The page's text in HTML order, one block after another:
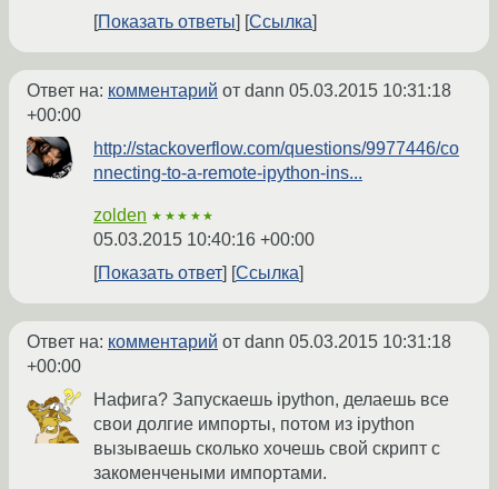
Показать ответы Ссылка
Ответ на: комментарий от dann 05.03.2015 10:31:18
+00:00
http://stackoverflow.com/questions/9977446/co
nnecting-to-a-remote-ipython-ins...
zolden ★★★★★
05.03.2015 10:40:16 +00:00
Показать ответ
Ссылка
Ответ на: комментарий от dann 05.03.2015 10:31:18
+00:00
Нафига? Запускаешь ipython, делаешь все
свои долгие импорты, потом из ipython
вызываешь сколько хочешь свой скрипт с
закоменчеными импортами.